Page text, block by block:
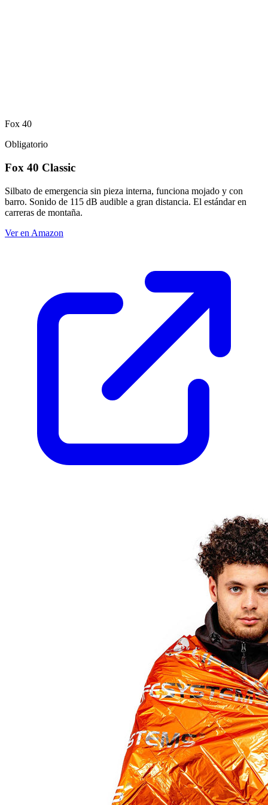
Fox 40
Obligatorio
Fox 40 Classic
Silbato de emergencia sin pieza interna, funciona mojado y con
barro. Sonido de 115 dB audible a gran distancia. El estándar en
carreras de montaña.
Ver en Amazon